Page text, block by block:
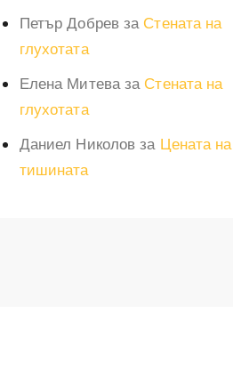
Петър Добревза Стената на
глухотата
Елена Митеваза Стената на
глухотата
Даниел Николов за Цената на
тишината